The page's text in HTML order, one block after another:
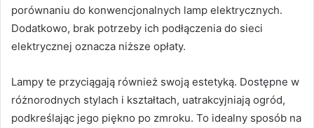
porównaniu do konwencjonalnych lamp elektrycznych.
Dodatkowo, brak potrzeby ich podłączenia do sieci
elektrycznej oznacza niższe opłaty.
Lampy te przyciągają również swoją estetyką. Dostępne w
różnorodnych stylach i kształtach, uatrakcyjniają ogród,
podkreślając jego piękno po zmroku. To idealny sposób na